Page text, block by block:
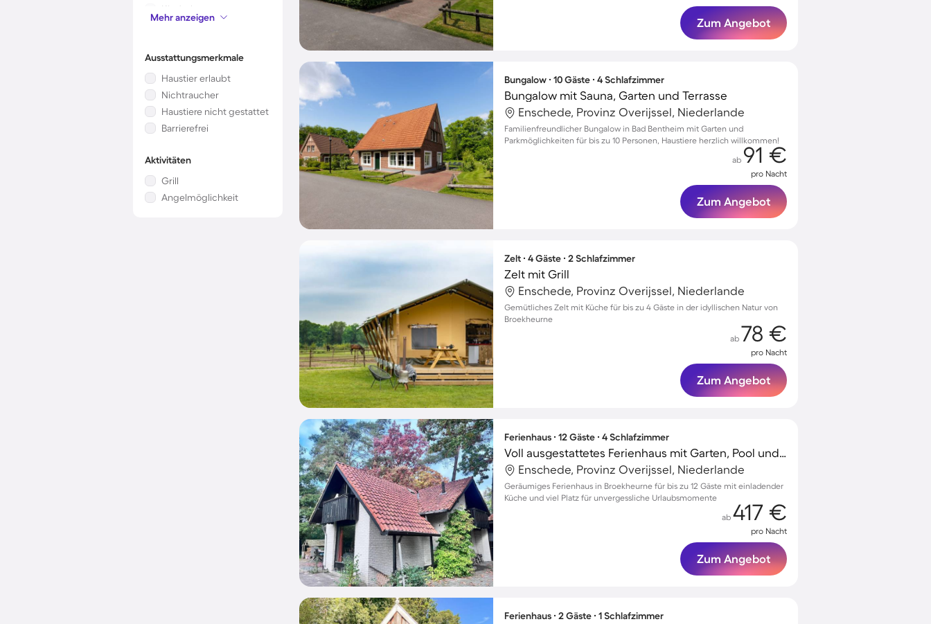
Kinderbett
Klimaanlage
Mehr anzeigen
Ausstattungsmerkmale
Haustier erlaubt
Nichtraucher
Haustiere nicht gestattet
Barrierefrei
Aktivitäten
Grill
Angelmöglichkeit
Zum Angebot
Bungalow ∙ 10 Gäste ∙ 4 Schlafzimmer
Bungalow mit Sauna, Garten und Terrasse
Enschede, Provinz Overijssel, Niederlande
Familienfreundlicher Bungalow in Bad Bentheim mit Garten und
Parkmöglichkeiten für bis zu 10 Personen, Haustiere herzlich willkommen!
ab 91 €
pro Nacht
Zum Angebot
Zelt ∙ 4 Gäste ∙ 2 Schlafzimmer
Zelt mit Grill
Enschede, Provinz Overijssel, Niederlande
Gemütliches Zelt mit Küche für bis zu 4 Gäste in der idyllischen Natur von
Broekheurne
ab 78 €
pro Nacht
Zum Angebot
Ferienhaus ∙ 12 Gäste ∙ 4 Schlafzimmer
Voll ausgestattetes Ferienhaus mit Garten, Pool und Terrasse | Naturblick
Enschede, Provinz Overijssel, Niederlande
Geräumiges Ferienhaus in Broekheurne für bis zu 12 Gäste mit einladender
Küche und viel Platz für unvergessliche Urlaubsmomente
ab 417 €
pro Nacht
Zum Angebot
Ferienhaus ∙ 2 Gäste ∙ 1 Schlafzimmer